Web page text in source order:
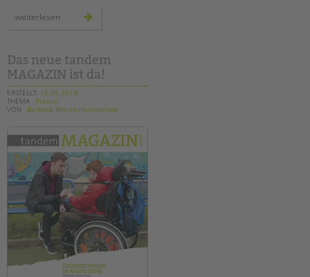
weiterlesen
projekt:
Das neue tandem
MAGAZIN ist da!
ERSTELLT 15.05.2019
THEMA
Presse
VON
Barbara Brecht-Hadraschek